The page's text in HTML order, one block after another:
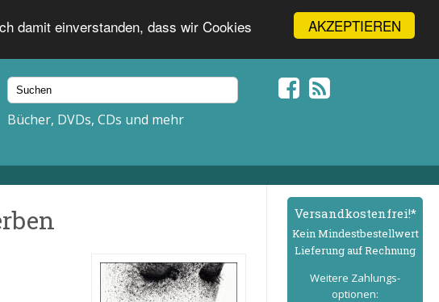
AKZEPTIEREN
damit einverstanden, dass wir Cookies
Bücher, DVDs, CDs und mehr
Versand­kostenfrei!*
Kein Mindest­bestell­wert
Lieferung auf Rechnung
Weitere Zahlungs­
optionen: